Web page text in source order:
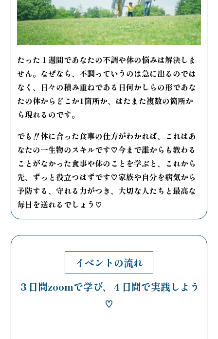
たった１週間であなたの不調や体の悩みは解決しま
せん。なぜなら、不調っていうのは急に出るのでは
なく、日々の積み重ねである日何かしらの形であな
たの体からどこか1箇所か、はたまた複数の箇所か
ら現れるのです。
でも‼️体に合った食事の仕方がわかれば、これはあ
なたの一生物のスキルです♡今まで誰からも教わる
ことがなかった食事や体のことを学ぶと、これから
先、ずっと役立つはずです♡家族や自分を病気から
予防する、守れる力がつき、大切な人たちと最高な
毎日を送れるでしょう♡
イベントの流れ
３日間zoomで学び、４日間で実践しよう
♡